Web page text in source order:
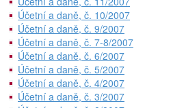
Účetní a daně, č. 10/2007
Účetní a daně, č. 9/2007
Účetní a daně, č. 7-8/2007
Účetní a daně, č. 6/2007
Účetní a daně, č. 5/2007
Účetní a daně, č. 4/2007
Účetní a daně, č. 3/2007